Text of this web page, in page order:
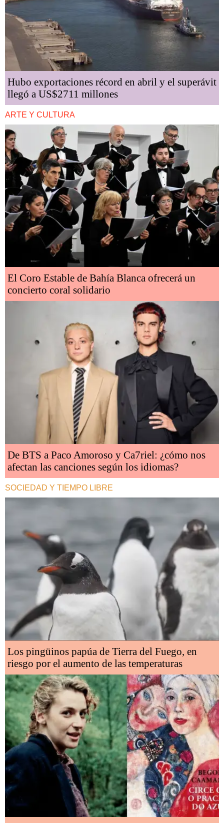
Hubo exportaciones récord en abril y el superávit
llegó a US$2711 millones
ARTE Y CULTURA
El Coro Estable de Bahía Blanca ofrecerá un
concierto coral solidario
De BTS a Paco Amoroso y Ca7riel: ¿cómo nos
afectan las canciones según los idiomas?
SOCIEDAD Y TIEMPO LIBRE
Los pingüinos papúa de Tierra del Fuego, en
riesgo por el aumento de las temperaturas